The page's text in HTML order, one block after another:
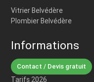
Vitrier Belvédère
Plombier Belvédère
Informations
Contact / Devis gratuit
Tarifs 2026